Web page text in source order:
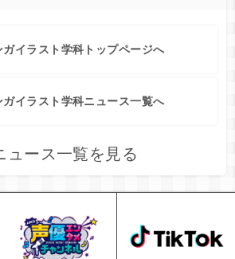
ガイラスト学科トップページへ
ガイラスト学科ニュース一覧へ
ュース一覧を見る